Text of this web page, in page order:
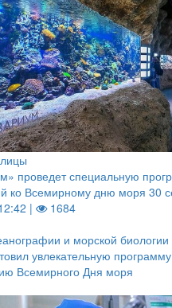
проведет специальную
ко Всемирному дню моря 30
|
1684
и морской
увлекательную
Всемирного Дня моря